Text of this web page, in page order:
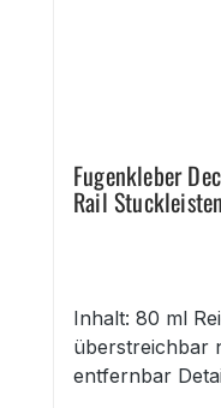
Fugenkleber
Rail Stuckleisten
Inhalt: 80 ml
überstreichbar
entfernbar